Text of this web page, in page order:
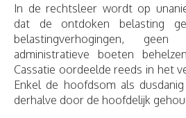
In de rechtsleer wordt op
dat de ontdoken belasting
belastingverhogingen,
administratieve boeten
Cassatie oordeelde reeds in het
Enkel de hoofdsom als
derhalve door de hoofdelijk